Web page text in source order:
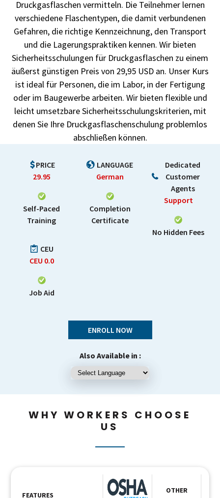
Druckgasflaschen vermitteln. Die Teilnehmer lernen
verschiedene Flaschentypen, die damit verbundenen
Gefahren, die richtige Kennzeichnung, den Transport
und die Lagerungspraktiken kennen. Wir bieten
Sicherheitsschulungen für Druckgasflaschen zu einem
äußerst günstigen Preis von 29,95 USD an. Unser Kurs
ist ideal für Personen, die im Labor, in der Fertigung
oder im Baugewerbe arbeiten. Wir bieten flexible und
leicht umsetzbare Sicherheitsschulungskriterien, mit
denen Sie Ihre Druckgasflaschenschulung problemlos
abschließen können.
PRICE
29.95
Self-Paced
Training
LANGUAGE
German
Completion
Certificate
Dedicated
Customer
Agents
Support
No Hidden Fees
CEU
CEU 0.0
Job Aid
ENROLL NOW
Also Available in :
WHY WORKERS CHOOSE
US
FEATURES
OTHER